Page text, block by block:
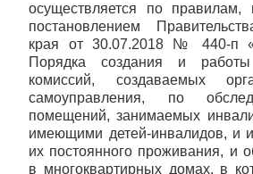
осуществляется по правилам,
постановлением
края от 30.07.2018 № 440-п
Порядка создания и работы
комиссий, создаваемых
самоуправления, по
помещений, занимаемых
имеющими детей-инвалидов, и
их постоянного проживания, и
в многоквартирных домах, в